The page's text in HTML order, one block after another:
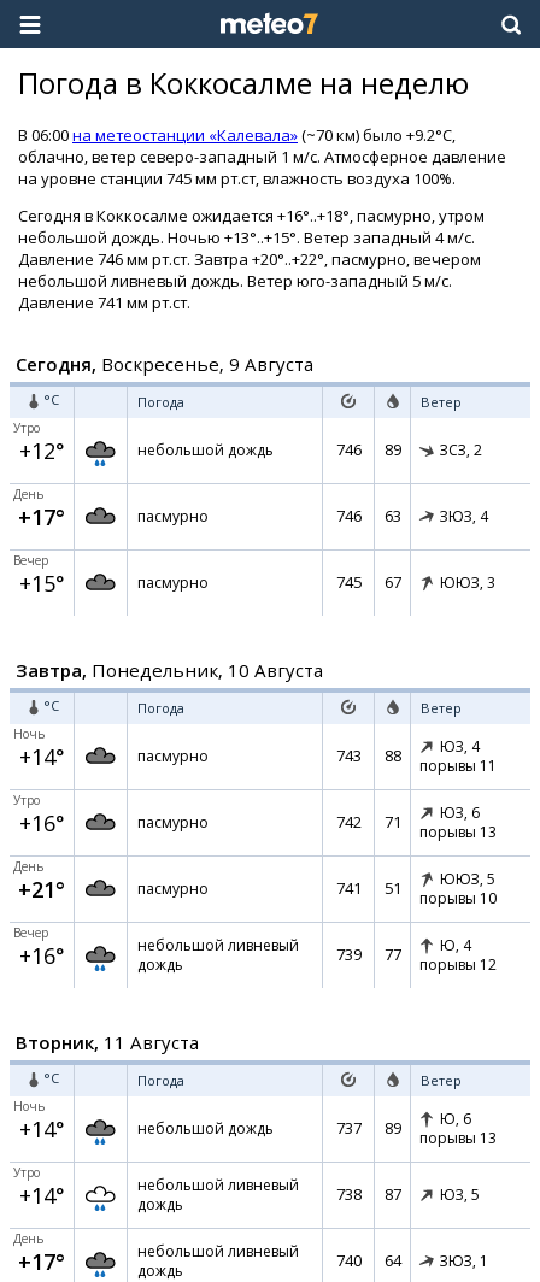
Погода в Коккосалме на неделю
В 06:00на метеостанции «Калевала»(~70 км) было +9.2°C,
облачно, ветер северо-западный 1 м/с. Атмосферное давление
на уровне станции 745 мм рт.ст, влажность воздуха 100%.
Сегодня в Коккосалме ожидается +16°..+18°, пасмурно, утром
небольшой дождь. Ночью +13°..+15°. Ветер западный 4 м/с.
Давление 746 мм рт.ст. Завтра +20°..+22°, пасмурно, вечером
небольшой ливневый дождь. Ветер юго-западный 5 м/с.
Давление 741 мм рт.ст.
Сегодня, Воскресенье, 9 Августа
°C Погода Ветер
Утро
+12° небольшой дождь 746 89 ЗСЗ, 2
День
+17° пасмурно 746 63 ЗЮЗ, 4
Вечер
+15° пасмурно 745 67 ЮЮЗ, 3
Завтра, Понедельник, 10 Августа
°C Погода Ветер
Ночь
+14° пасмурно 743 88 ЮЗ, 4
порывы 11
Утро
+16° пасмурно 742 71 ЮЗ, 6
порывы 13
День
+21° пасмурно 741 51 ЮЮЗ, 5
порывы 10
Вечер
+16°
небольшой ливневый
дождь
739 77 Ю, 4
порывы 12
Вторник, 11 Августа
°C Погода Ветер
Ночь
+14° небольшой дождь 737 89 Ю, 6
порывы 13
Утро
+14°
небольшой ливневый
дождь
738 87 ЮЗ, 5
День
+17°
небольшой ливневый
дождь
740 64 ЗЮЗ, 1